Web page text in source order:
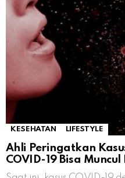
KESEHATAN LIFESTYLE
Ahli Peringatkan
COVID-19 Bisa